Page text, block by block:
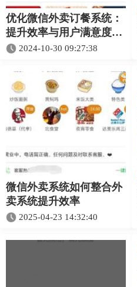
优化微信外卖订餐系统：
提升效率与用户满意度的
技巧2024-10-30 09:27:38
微信外卖系统如何整合外
卖系统提升效率​
2025-04-23 14:32:40